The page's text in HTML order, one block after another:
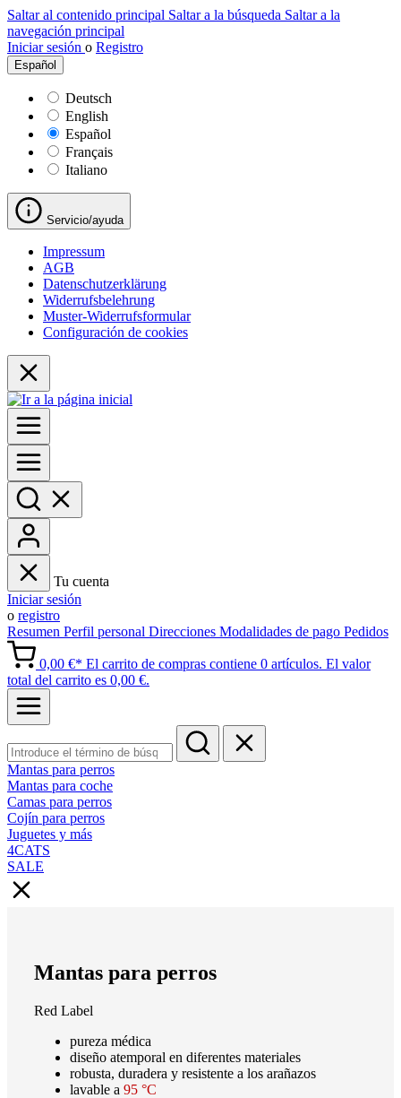
Saltar al contenido principal Saltar a la búsqueda Saltar a la
navegación principal
Iniciar sesión o Registro
Español
Deutsch
English
Español
Français
Italiano
Servicio/ayuda
Impressum
AGB
Datenschutzerklärung
Widerrufsbelehrung
Muster-Widerrufsformular
Configuración de cookies
Tu cuenta
Iniciar sesión
o registro
Resumen Perfil personal Direcciones Modalidades de pago Pedidos
0,00 €* El carrito de compras contiene 0 artículos. El valor
total del carrito es 0,00 €.
Mantas para perros
Mantas para coche
Camas para perros
Cojín para perros
Juguetes y más
4CATS
SALE
Mantas para perros
Red Label
pureza médica
diseño atemporal en diferentes materiales
robusta, duradera y resistente a los arañazos
lavable a 95 °C